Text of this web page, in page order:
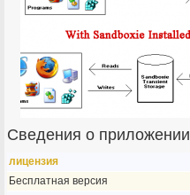
Сведения о приложении
лицензия
Бесплатная версия